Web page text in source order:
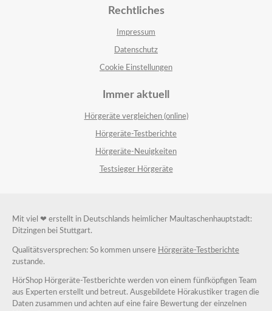
Rechtliches
Impressum
Datenschutz
Cookie Einstellungen
Immer aktuell
Hörgeräte vergleichen (online)
Hörgeräte-Testberichte
Hörgeräte-Neuigkeiten
Testsieger Hörgeräte
Mit viel ❤ erstellt in Deutschlands heimlicher Maultaschenhauptstadt:
Ditzingen bei Stuttgart.
Qualitätsversprechen: So kommen unsere Hörgeräte-Testberichte
zustande.
HörShop Hörgeräte-Testberichte werden von einem fünfköpfigen Team
aus Experten erstellt und betreut. Ausgebildete Hörakustiker tragen die
Daten zusammen und achten auf eine faire Bewertung der einzelnen